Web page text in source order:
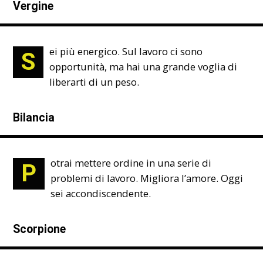
Vergine
S
ei più energico. Sul lavoro ci sono
opportunità, ma hai una grande voglia di
liberarti di un peso.
Bilancia
P
otrai mettere ordine in una serie di
problemi di lavoro. Migliora l’amore. Oggi
sei accondiscendente.
Scorpione